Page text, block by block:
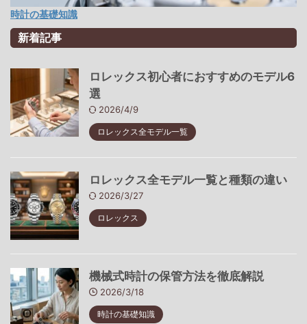
時計の基礎知識
新着記事
ロレックス初心者におすすめのモデル6
選
2026/4/9
ロレックス全モデル一覧
ロレックス全モデル一覧と種類の違い
2026/3/27
ロレックス
機械式時計の保管方法を徹底解説
2026/3/18
時計の基礎知識